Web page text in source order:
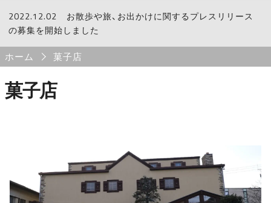
STROLLからのお知らせ
2022.12.02
お散歩や旅、お出かけに関するプレスリリース
の募集を開始しました
Breadcrumb
ホーム 菓子店
菓子店